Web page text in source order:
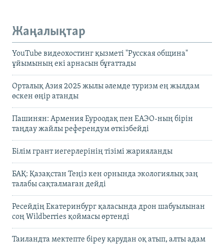
Жаңалықтар
YouTube видеохостинг қызметі "Русская община"
ұйымының екі арнасын бұғаттады
Орталық Азия 2025 жылы әлемде туризм ең жылдам
өскен өңір атанды
Пашинян: Армения Еуроодақ пен ЕАЭО-ның бірін
таңдау жайлы референдум өткізбейді
Білім грант иегерлерінің тізімі жарияланды
БАҚ: Қазақстан Теңіз кен орнында экологиялық заң
талабы сақталмаған дейді
Ресейдің Екатеринбург қаласында дрон шабуылынан
соң Wildberries қоймасы өртенді
Таиландта мектепте біреу қарудан оқ атып, алты адам